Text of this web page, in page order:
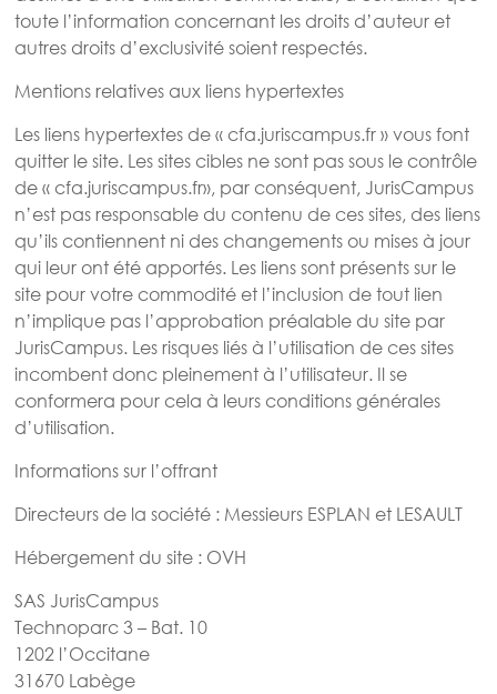
toute l’information concernant les droits d’auteur et
autres droits d’exclusivité soient respectés.
Mentions relatives aux liens hypertextes
Les liens hypertextes de « cfa.juriscampus.fr » vous font
quitter le site. Les sites cibles ne sont pas sous le contrôle
de « cfa.juriscampus.fr», par conséquent, JurisCampus
n’est pas responsable du contenu de ces sites, des liens
qu’ils contiennent ni des changements ou mises à jour
qui leur ont été apportés. Les liens sont présents sur le
site pour votre commodité et l’inclusion de tout lien
n’implique pas l’approbation préalable du site par
JurisCampus. Les risques liés à l’utilisation de ces sites
incombent donc pleinement à l’utilisateur. Il se
conformera pour cela à leurs conditions générales
d’utilisation.
Informations sur l’offrant
Directeurs de la société : Messieurs ESPLAN et LESAULT
Hébergement du site : OVH
SAS JurisCampus
Technoparc 3 – Bat. 10
1202 l’Occitane
31670 Labège